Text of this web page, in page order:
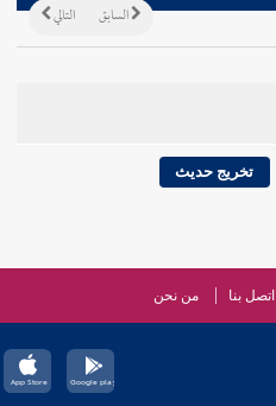
التالي السابق
تخريج حديث
اتصل بنا من نحن